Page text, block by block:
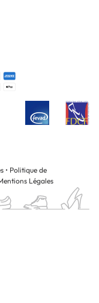
• Politique de
Légales